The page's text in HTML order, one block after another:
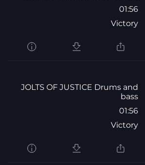
01:56
Victory
JOLTS OF JUSTICE Drums and
bass
01:56
Victory